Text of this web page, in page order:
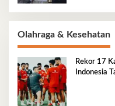
Olahraga & Kesehatan
Rekor 17
Indonesia